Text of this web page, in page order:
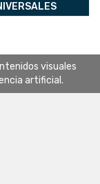
visuales
artificial.